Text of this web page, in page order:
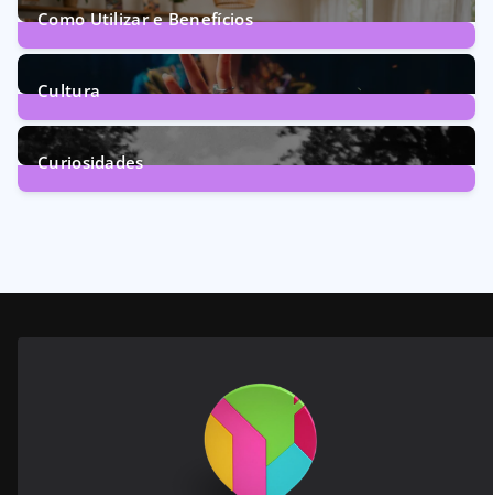
Como Utilizar e Benefícios
160Posts
Cultura
246Posts
Curiosidades